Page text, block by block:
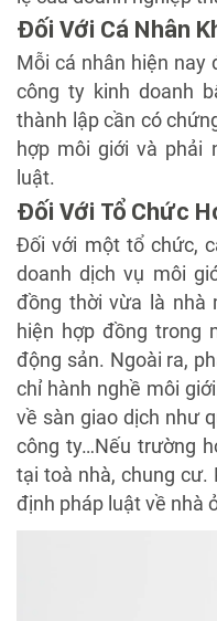
Đối Với Cá Nhân
Mỗi cá nhân hiện nay
công ty kinh doanh
thành lập cần có
hợp môi giới và phải
luật.
Đối Với Tổ Chức
Đối với một tổ chức,
doanh dịch vụ môi
đồng thời vừa là nhà
hiện hợp đồng trong
động sản. Ngoài ra,
chỉ hành nghề môi
về sàn giao dịch như
công ty…Nếu trường
tại toà nhà, chung cư.
định pháp luật về nhà